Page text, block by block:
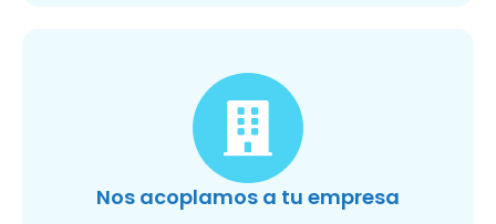
Nos acoplamos a tu empresa